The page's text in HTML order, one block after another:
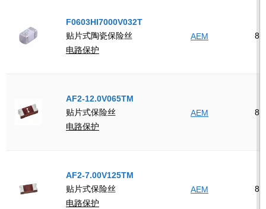
F0603HI7000V032T
贴片式陶瓷保险丝
电路保护
AEM 8
AF2-12.0V065TM
贴片式保险丝
电路保护
AEM 8
AF2-7.00V125TM
贴片式保险丝
电路保护
AEM 8